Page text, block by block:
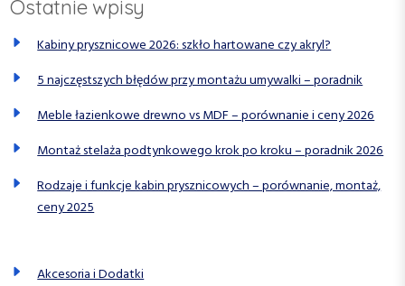
Ostatnie wpisy
Kabiny prysznicowe 2026: szkło hartowane czy akryl?
5 najczęstszych błędów przy montażu umywalki – poradnik
Meble łazienkowe drewno vs MDF – porównanie i ceny 2026
Montaż stelaża podtynkowego krok po kroku – poradnik 2026
Rodzaje i funkcje kabin prysznicowych – porównanie, montaż,
ceny 2025
Akcesoria i Dodatki